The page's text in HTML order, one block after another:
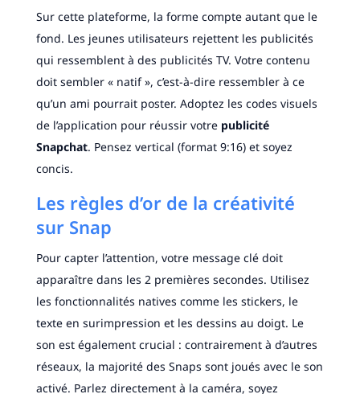
Sur cette plateforme, la forme compte autant que le
fond. Les jeunes utilisateurs rejettent les publicités
qui ressemblent à des publicités TV. Votre contenu
doit sembler « natif », c’est-à-dire ressembler à ce
qu’un ami pourrait poster. Adoptez les codes visuels
de l’application pour réussir votre publicité
Snapchat. Pensez vertical (format 9:16) et soyez
concis.
Les règles d’or de la créativité
sur Snap
Pour capter l’attention, votre message clé doit
apparaître dans les 2 premières secondes. Utilisez
les fonctionnalités natives comme les stickers, le
texte en surimpression et les dessins au doigt. Le
son est également crucial : contrairement à d’autres
réseaux, la majorité des Snaps sont joués avec le son
activé. Parlez directement à la caméra, soyez